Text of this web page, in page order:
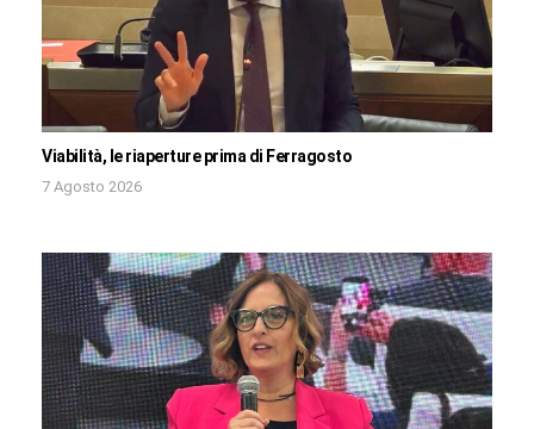
Viabilità, le riaperture prima di Ferragosto
7 Agosto 2026